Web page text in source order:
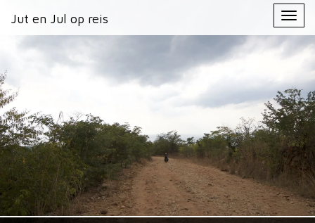
Jut en Jul op reis
Primary
Menu
Jut en Jul op reis